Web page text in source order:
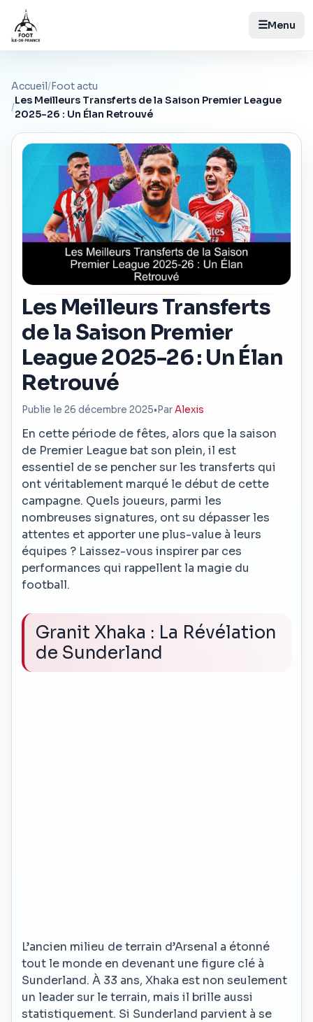
☰Menu
Accueil/Foot actu
/
Les Meilleurs Transferts de la Saison Premier League
2025-26 : Un Élan Retrouvé
Les Meilleurs Transferts
de la Saison Premier
League 2025-26 : Un Élan
Retrouvé
Publie le 26 décembre 2025• ParAlexis
En cette période de fêtes, alors que la saison
de Premier League bat son plein, il est
essentiel de se pencher sur les transferts qui
ont véritablement marqué le début de cette
campagne. Quels joueurs, parmi les
nombreuses signatures, ont su dépasser les
attentes et apporter une plus-value à leurs
équipes ? Laissez-vous inspirer par ces
performances qui rappellent la magie du
football.
Granit Xhaka : La Révélation
de Sunderland
L’ancien milieu de terrain d’Arsenal a étonné
tout le monde en devenant une figure clé à
Sunderland. À 33 ans, Xhaka est non seulement
un leader sur le terrain, mais il brille aussi
statistiquement. Si Sunderland parvient à se